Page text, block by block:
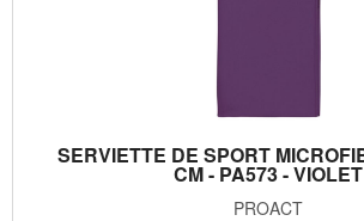
SERVIETTE DE SPORT
CM - PA573 - VIOLET
PROACT